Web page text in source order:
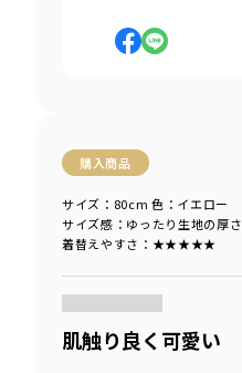
購入商品
サイズ感 ：ゆったり 生地の厚さ
着替えやすさ ：★★★★★
サイズ：80cm 色：イエロー
肌触り良く可愛い